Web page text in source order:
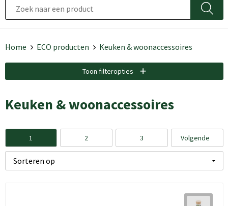
Home ECO producten Keuken & woonaccessoires
Toon filteropties
Keuken & woonaccessoires
1 2 3 Volgende